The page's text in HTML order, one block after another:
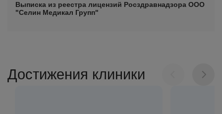
Выписка из реестра лицензий Росздравнадзора ООО
"Селин Медикал Групп"
Достижения клиники